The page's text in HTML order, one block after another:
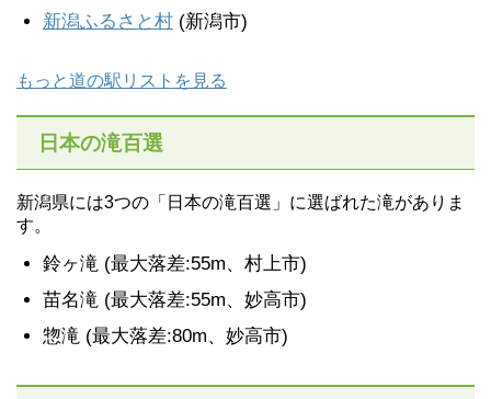
新潟ふるさと村 (新潟市)
もっと道の駅リストを見る
日本の滝百選
新潟県には3つの「日本の滝百選」に選ばれた滝がありま
す。
鈴ヶ滝 (最大落差:55m、村上市)
苗名滝 (最大落差:55m、妙高市)
惣滝 (最大落差:80m、妙高市)